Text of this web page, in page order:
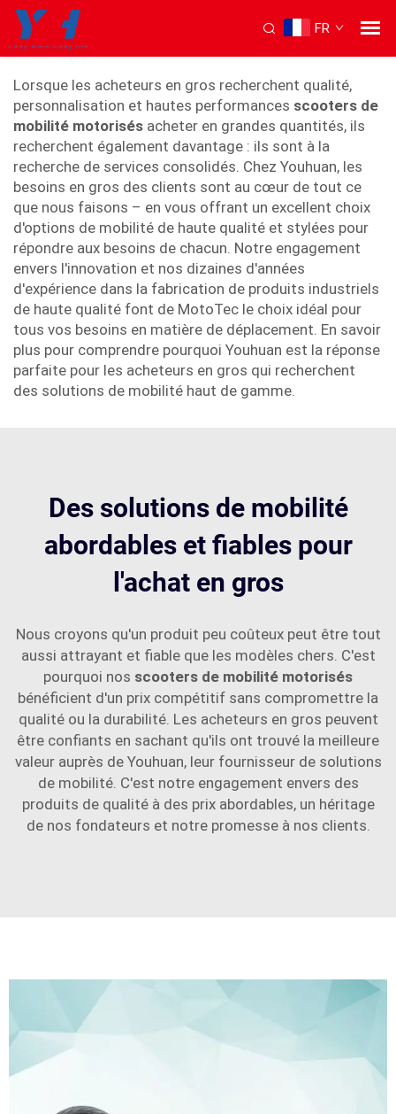
FR
scooter de mobilité motorisé
Lorsque les acheteurs en gros recherchent qualité,
personnalisation et hautes performances scooters de
mobilité motorisés acheter en grandes quantités, ils
recherchent également davantage : ils sont à la
recherche de services consolidés. Chez Youhuan, les
besoins en gros des clients sont au cœur de tout ce
que nous faisons – en vous offrant un excellent choix
d'options de mobilité de haute qualité et stylées pour
répondre aux besoins de chacun. Notre engagement
envers l'innovation et nos dizaines d'années
d'expérience dans la fabrication de produits industriels
de haute qualité font de MotoTec le choix idéal pour
tous vos besoins en matière de déplacement. En savoir
plus pour comprendre pourquoi Youhuan est la réponse
parfaite pour les acheteurs en gros qui recherchent
des solutions de mobilité haut de gamme.
Des solutions de mobilité
abordables et fiables pour
l'achat en gros
Nous croyons qu'un produit peu coûteux peut être tout
aussi attrayant et fiable que les modèles chers. C'est
pourquoi nos scooters de mobilité motorisés
bénéficient d'un prix compétitif sans compromettre la
qualité ou la durabilité. Les acheteurs en gros peuvent
être confiants en sachant qu'ils ont trouvé la meilleure
valeur auprès de Youhuan, leur fournisseur de solutions
de mobilité. C'est notre engagement envers des
produits de qualité à des prix abordables, un héritage
de nos fondateurs et notre promesse à nos clients.